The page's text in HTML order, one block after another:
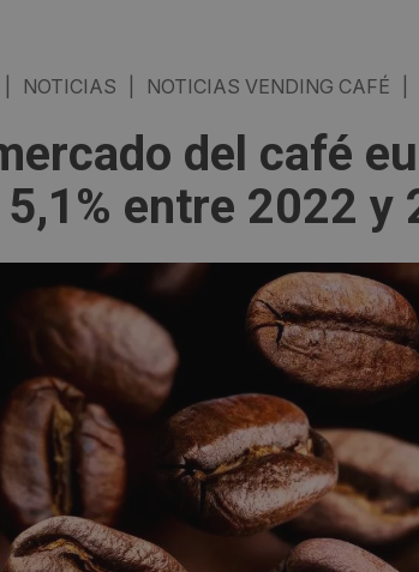
NOTICIAS NOTICIAS VENDING CAFÉ
del café
entre 2022 y